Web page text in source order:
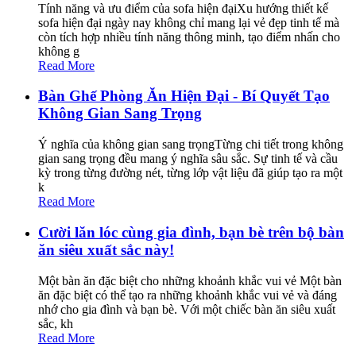
Tính năng và ưu điểm của sofa hiện đạiXu hướng thiết kế
sofa hiện đại ngày nay không chỉ mang lại vẻ đẹp tinh tế mà
còn tích hợp nhiều tính năng thông minh, tạo điểm nhấn cho
không g
Read More
Bàn Ghế Phòng Ăn Hiện Đại - Bí Quyết Tạo
Không Gian Sang Trọng
Ý nghĩa của không gian sang trọngTừng chi tiết trong không
gian sang trọng đều mang ý nghĩa sâu sắc. Sự tinh tế và cầu
kỳ trong từng đường nét, từng lớp vật liệu đã giúp tạo ra một
k
Read More
Cười lăn lóc cùng gia đình, bạn bè trên bộ bàn
ăn siêu xuất sắc này!
Một bàn ăn đặc biệt cho những khoảnh khắc vui vẻ Một bàn
ăn đặc biệt có thể tạo ra những khoảnh khắc vui vẻ và đáng
nhớ cho gia đình và bạn bè. Với một chiếc bàn ăn siêu xuất
sắc, kh
Read More